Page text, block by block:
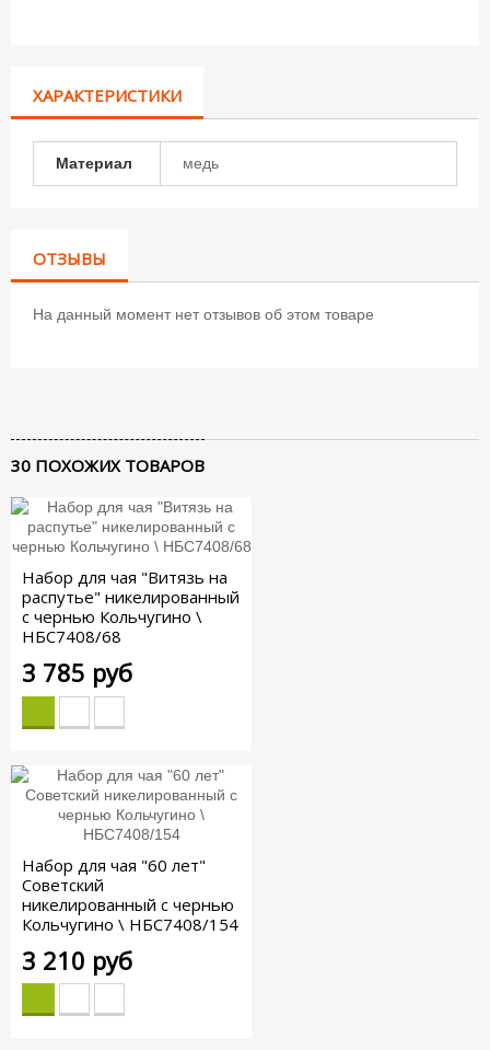
ХАРАКТЕРИСТИКИ
Материал медь
ОТЗЫВЫ
На данный момент нет отзывов об этом товаре
30 ПОХОЖИХ ТОВАРОВ
Набор для чая "Витязь на
распутье" никелированный
с чернью Кольчугино \
НБС7408/68
3 785 руб
Набор для чая "60 лет"
Советский
никелированный с чернью
Кольчугино \ НБС7408/154
3 210 руб